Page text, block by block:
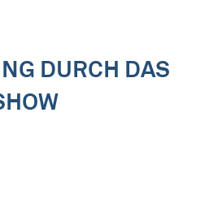
DURCH DAS